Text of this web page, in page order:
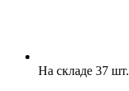
На складе 37 шт.